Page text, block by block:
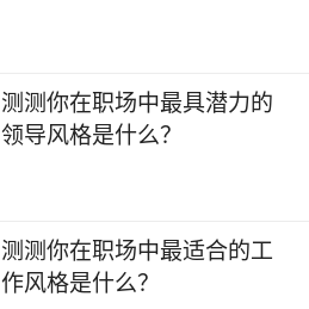
​测测你在职场中最具潜力的
领导风格是什么？
测测你在职场中最适合的工
作风格是什么？